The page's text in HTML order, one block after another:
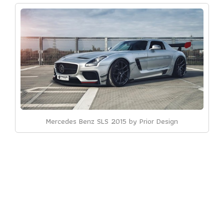
Mercedes Benz SLS 2015 by Prior Design